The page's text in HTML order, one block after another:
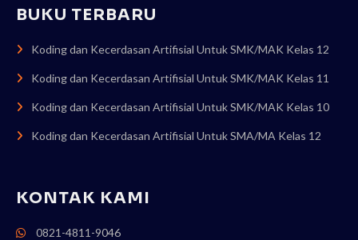
BUKU TERBARU
Koding dan Kecerdasan Artifisial Untuk SMK/MAK Kelas 12
Koding dan Kecerdasan Artifisial Untuk SMK/MAK Kelas 11
Koding dan Kecerdasan Artifisial Untuk SMK/MAK Kelas 10
Koding dan Kecerdasan Artifisial Untuk SMA/MA Kelas 12
KONTAK KAMI
0821-4811-9046